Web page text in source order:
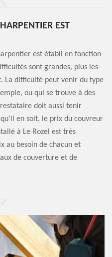
EST
est établi en fonction
sont grandes, plus les
La difficulté peut venir du type
ou qui se trouve à des
doit aussi tenir
en soit, le prix du couvreur
à Le Rozel est très
au besoin de chacun et
de couverture et de